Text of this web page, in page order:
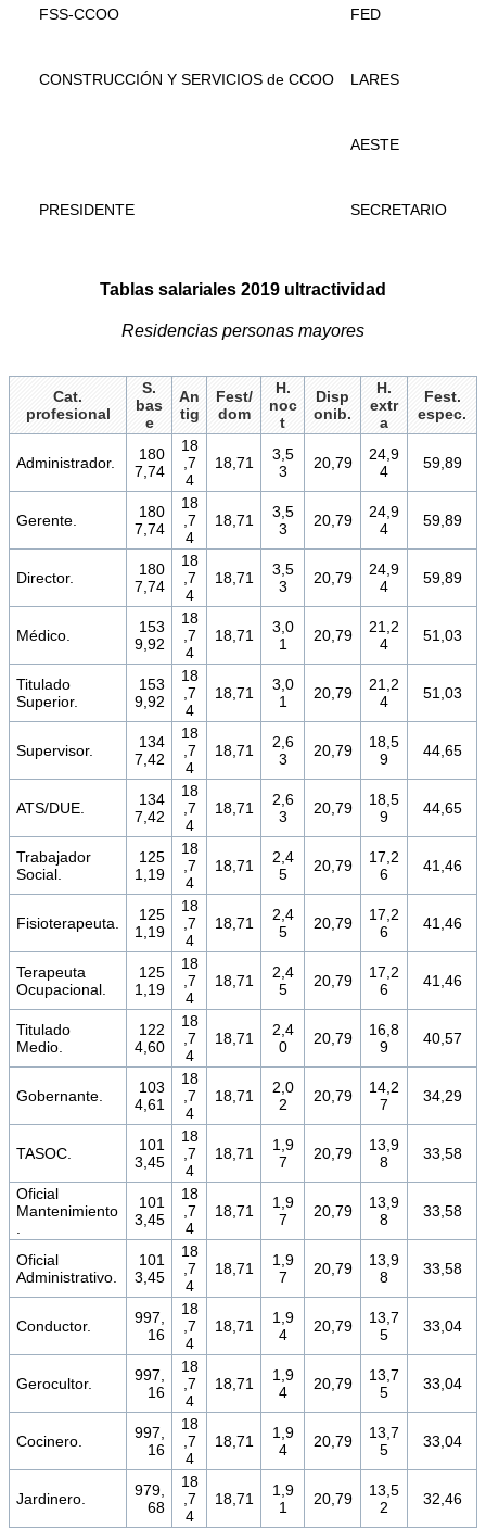
FSS-CCOO FED
CONSTRUCCIÓN Y SERVICIOS de CCOO LARES
AESTE
PRESIDENTE SECRETARIO
Tablas salariales 2019 ultractividad
Residencias personas mayores
Cat.
profesional
S.
bas
e
An
tig
Fest/
dom
H.
noc
t
Disp
onib.
H.
extr
a
Fest.
espec.
Administrador.
180
7,74
18
,7
4
18,71
3,5
3
20,79
24,9
4
59,89
Gerente.
180
7,74
18
,7
4
18,71
3,5
3
20,79
24,9
4
59,89
Director.
180
7,74
18
,7
4
18,71
3,5
3
20,79
24,9
4
59,89
Médico.
153
9,92
18
,7
4
18,71
3,0
1
20,79
21,2
4
51,03
Titulado
Superior.
153
9,92
18
,7
4
18,71
3,0
1
20,79
21,2
4
51,03
Supervisor.
134
7,42
18
,7
4
18,71
2,6
3
20,79
18,5
9
44,65
ATS/DUE.
134
7,42
18
,7
4
18,71
2,6
3
20,79
18,5
9
44,65
Trabajador
Social.
125
1,19
18
,7
4
18,71
2,4
5
20,79
17,2
6
41,46
Fisioterapeuta.
125
1,19
18
,7
4
18,71
2,4
5
20,79
17,2
6
41,46
Terapeuta
Ocupacional.
125
1,19
18
,7
4
18,71
2,4
5
20,79
17,2
6
41,46
Titulado
Medio.
122
4,60
18
,7
4
18,71
2,4
0
20,79
16,8
9
40,57
Gobernante.
103
4,61
18
,7
4
18,71
2,0
2
20,79
14,2
7
34,29
TASOC.
101
3,45
18
,7
4
18,71
1,9
7
20,79
13,9
8
33,58
Oficial
Mantenimiento
101
3,45
18
,7
4
18,71
1,9
7
20,79
13,9
8
33,58
Oficial
Administrativo.
101
3,45
18
,7
4
18,71
1,9
7
20,79
13,9
8
33,58
Conductor.
997,
16
18
,7
4
18,71
1,9
4
20,79
13,7
5
33,04
Gerocultor.
997,
16
18
,7
4
18,71
1,9
4
20,79
13,7
5
33,04
Cocinero.
997,
16
18
,7
4
18,71
1,9
4
20,79
13,7
5
33,04
Jardinero.
979,
68
18
,7
4
18,71
1,9
1
20,79
13,5
2
32,46